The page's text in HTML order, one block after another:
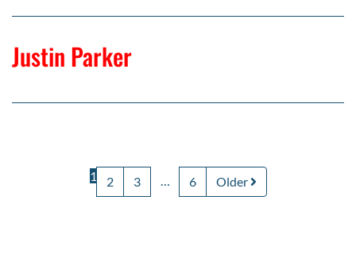
Justin Parker
1 2 3 … 6 Older